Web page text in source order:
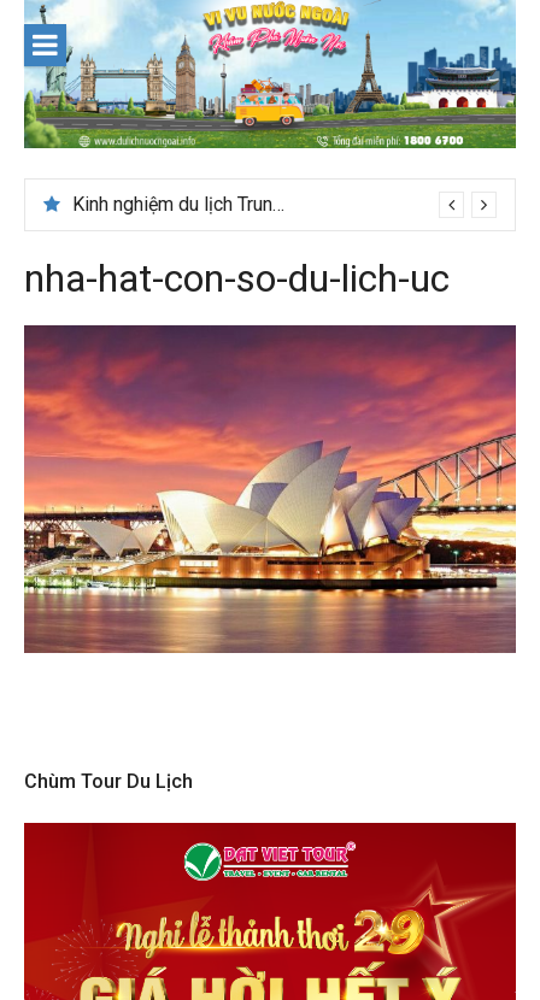
content
Kinh nghiệm du lịch Trung Á lần đầu cho khách Việt
Du lịch Maldives – Lần đầu nên đi đâu, chơi gì?
nha-hat-con-so-du-lich-uc
Chùm Tour Du Lịch